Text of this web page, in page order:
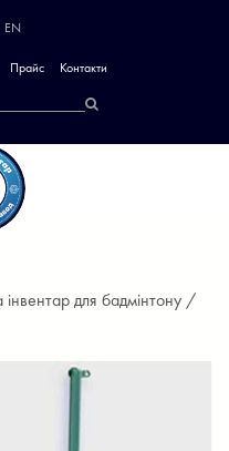
EN
Прайс Контакти
для бадмінтону /